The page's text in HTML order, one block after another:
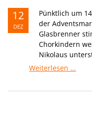
12
DEZ
Pünktlich um
der
Glasbrenner
Chorkindern
Nikolaus
Weiterlesen …